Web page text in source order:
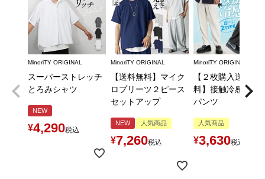
MinoriTY ORIGINAL
スーパーストレッチ
とろみシャツ
NEW
¥4,290税込
MinoriTY ORIGINAL
【送料無料】マイク
ロプリーツ２ピース
セットアップ
NEW 人気商品
¥7,260税込
MinoriTY ORIGINAL
【２枚購入送料無
料】接触冷感とろ
パンツ
人気商品
¥3,630税込